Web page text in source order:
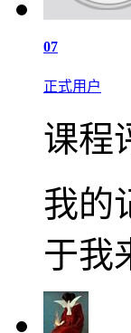
07
正式用户
课程
我的
于我